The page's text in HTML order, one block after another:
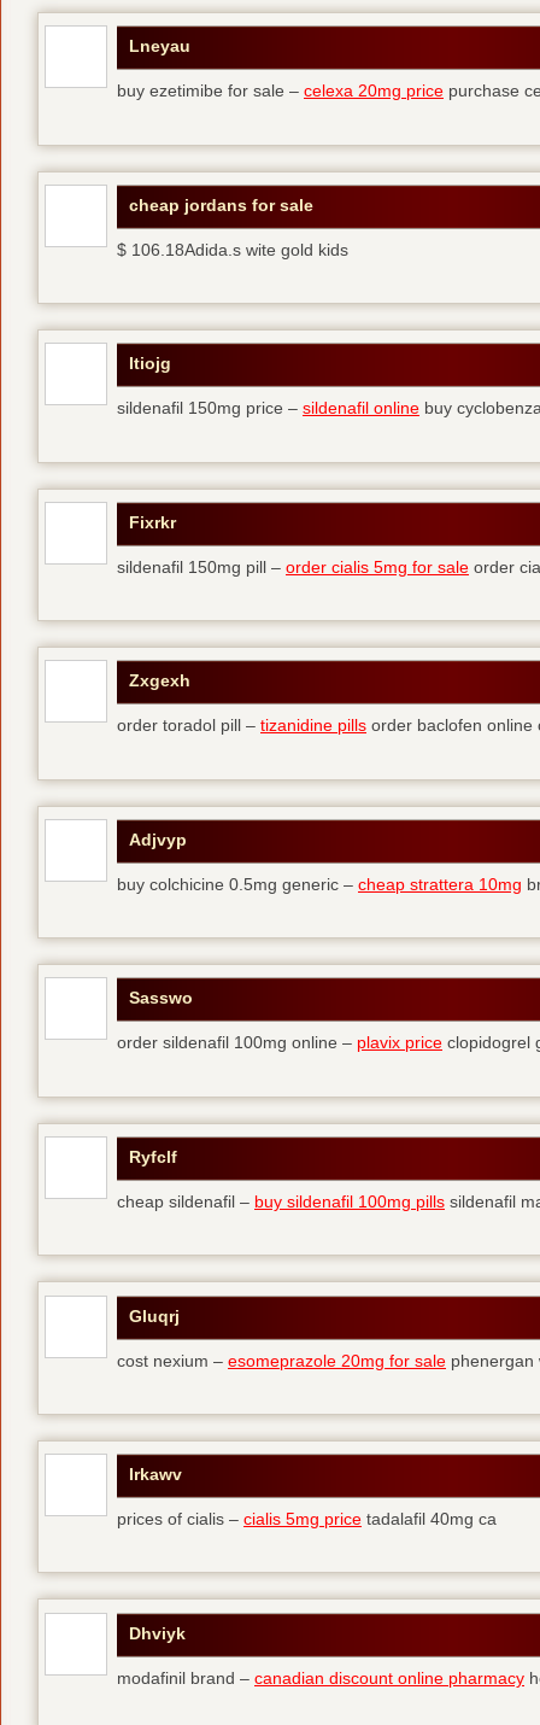
Lneyau
buy ezetimibe for sale – celexa 20mg price purchase
cheap jordans for sale
$ 106.18Adida.s wite gold kids
Itiojg
sildenafil 150mg price – sildenafil online buy
Fixrkr
sildenafil 150mg pill – order cialis 5mg for sale order
Zxgexh
order toradol pill – tizanidine pills order baclofen online
Adjvyp
buy colchicine 0.5mg generic – cheap strattera 10mg
Sasswo
order sildenafil 100mg online – plavix price clopidogrel
Ryfclf
cheap sildenafil – buy sildenafil 100mg pills sildenafil
Gluqrj
cost nexium – esomeprazole 20mg for sale phenergan
Irkawv
prices of cialis – cialis 5mg price tadalafil 40mg ca
Dhviyk
modafinil brand – canadian discount online pharmacy